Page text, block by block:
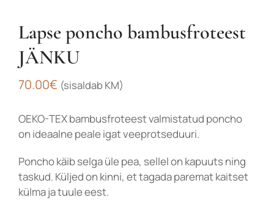
Lapse poncho bambusfroteest
JÄNKU
70.00€ (sisaldab KM)
OEKO-TEX bambusfroteest valmistatud poncho
on ideaalne peale igat veeprotseduuri.
Poncho käib selga üle pea, sellel on kapuuts ning
taskud. Küljed on kinni, et tagada paremat kaitset
külma ja tuule eest.